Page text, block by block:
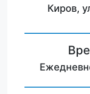
Киров,